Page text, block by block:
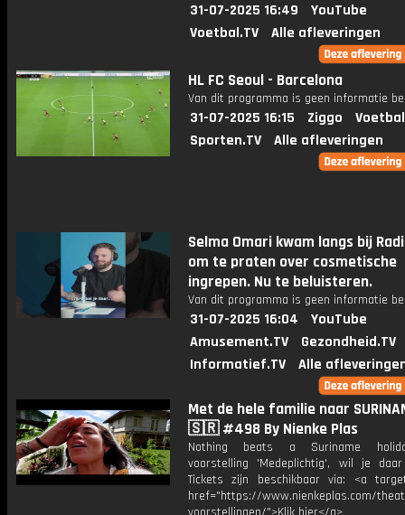
31-07-2025 16:49
YouTube
Voetbal.TV
Alle afleveringen
HL FC Seoul - Barcelona
Van dit programma is geen informatie
31-07-2025 16:15 Ziggo
Sporten.TV
Alle afleveringen
Selma Omari kwam langs bij
om te praten over cosmetische
ingrepen. Nu te beluisteren.
Van dit programma is geen informatie
31-07-2025 16:04
YouTube
Amusement.TV
Gezondheid.TV
Informatief.TV
Alle
Met de hele familie naar
🇸🇷 #498 By Nienke Plas
Nothing beats a Suriname
voorstelling 'Medeplichtig', wil je
Tickets zijn beschikbaar via: <a
href="https://www.nienkeplas.com/